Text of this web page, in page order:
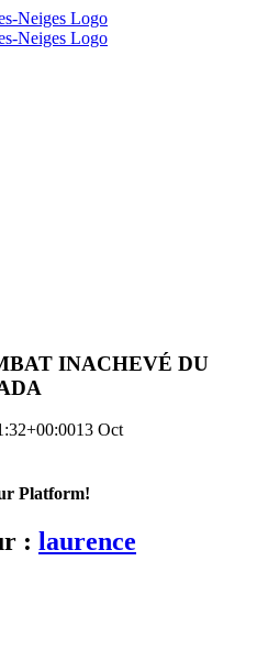
INACHEVÉ DU
13 Oct
Platform!
: laurence